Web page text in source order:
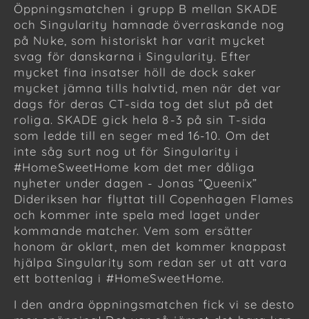
Öppningsmatchen i grupp B mellan SKADE
och Singularity hamnade överraskande nog
på Nuke, som historiskt har varit mycket
svag för danskarna i Singularity. Efter
mycket fina insatser höll de dock saker
mycket jämna tills halvtid, men när det var
dags för deras CT-sida tog det slut på det
roliga. SKADE gick hela 8-3 på sin T-sida
som ledde till en seger med 16-10. Om det
inte såg surt nog ut för Singularity i
#HomeSweetHome kom det mer dåliga
nyheter under dagen - Jonas “Queenix”
Dideriksen har flyttat till Copenhagen Flames
och kommer inte spela med laget under
kommande matcher. Vem som ersätter
honom är oklart, men det kommer knappast
hjälpa Singularity som redan ser ut att vara
ett bottenlag i #HomeSweetHome.
I den andra öppningsmatchen fick vi se desto